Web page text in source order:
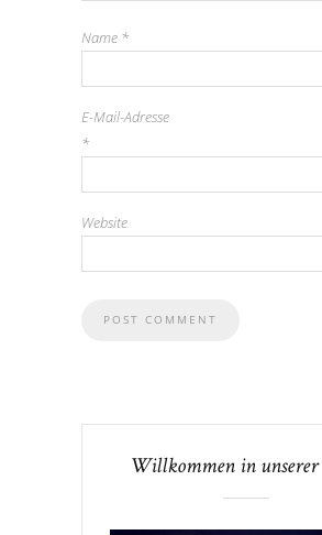
Name *
E-Mail-Adresse
*
Website
Willkommen in unserer